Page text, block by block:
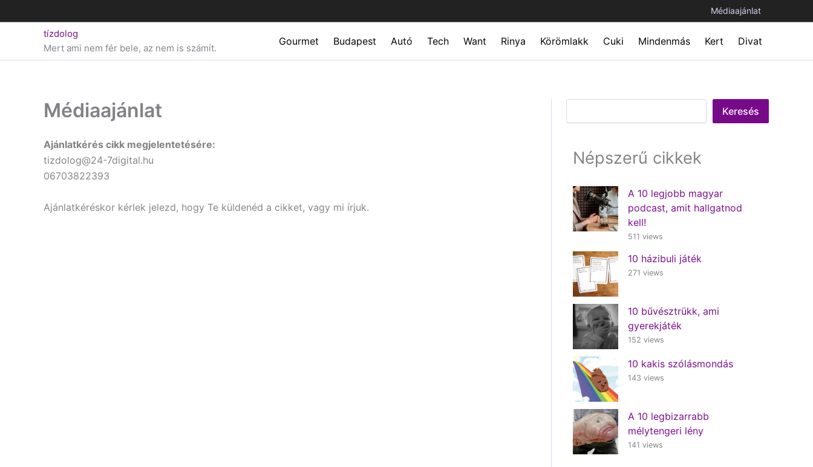
to
Médiaajánlat
tízdolog
Mert ami nem fér bele, az nem is számít.
Gourmet Budapest Autó Tech Want Rinya Körömlakk Cuki Mindenmás Kert Divat
Médiaajánlat
Ajánlatkérés cikk megjelentetésére:
tizdolog@24-7digital.hu
06703822393
Ajánlatkéréskor kérlek jelezd, hogy Te küldenéd a cikket, vagy mi írjuk.
Keresés
Népszerű cikkek
A 10 legjobb magyar
podcast, amit hallgatnod
kell!
511 views
10 házibuli játék
271 views
10 bűvésztrükk, ami
gyerekjáték
152 views
10 kakis szólásmondás
143 views
A 10 legbizarrabb
mélytengeri lény
141 views